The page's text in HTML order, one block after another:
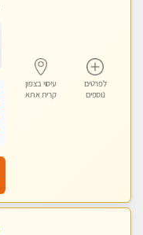
לפרטים
נוספים
עיסוי בצפון
קרית אתא